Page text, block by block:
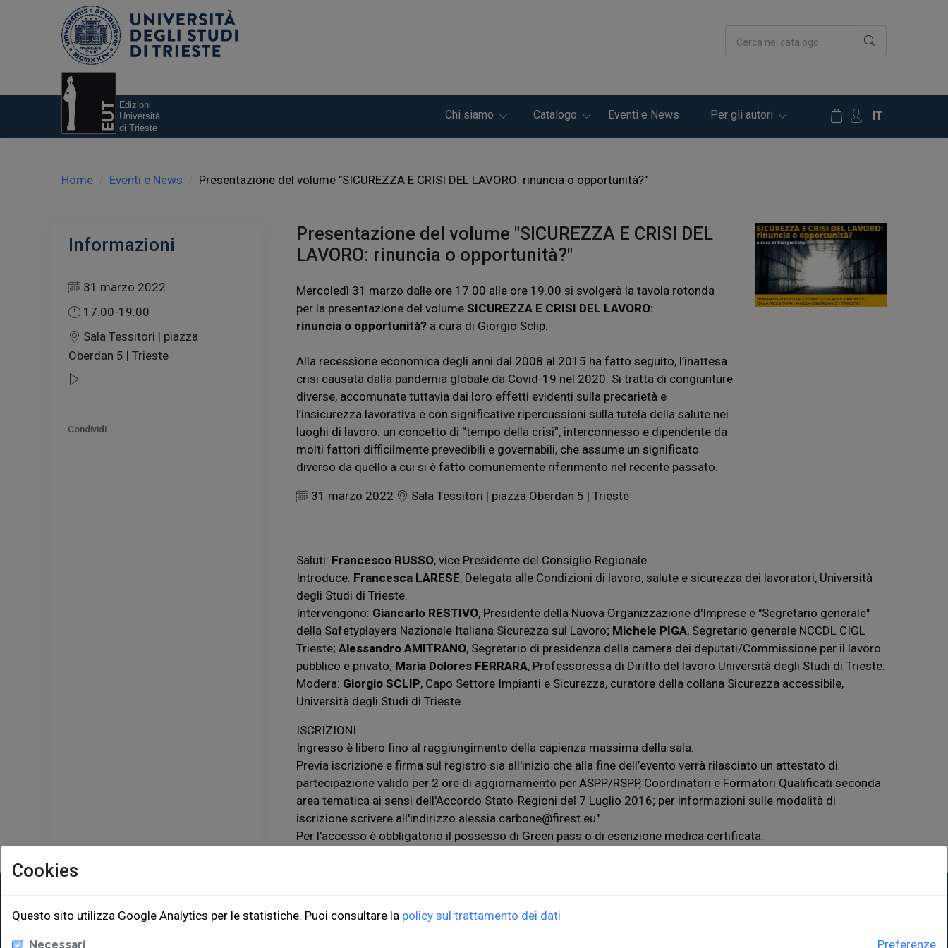
Cerca nel catalogo
Chi siamo Catalogo Eventi e News Per gli autori IT
Home Eventi e News Presentazione del volume "SICUREZZA E CRISI DEL LAVORO: rinuncia o opportunità?"
Informazioni
31 marzo 2022
17.00-19:00
Sala Tessitori | piazza
Oberdan 5 | Trieste
Condividi
Presentazione del volume "SICUREZZA E CRISI DEL
LAVORO: rinuncia o opportunità?"
Mercoledì 31 marzo dalle ore 17.00 alle ore 19.00 si svolgerà la tavola rotonda
per la presentazione del volume SICUREZZA E CRISI DEL LAVORO:
rinuncia o opportunità? a cura di Giorgio Sclip.
Alla recessione economica degli anni dal 2008 al 2015 ha fatto seguito, l’inattesa
crisi causata dalla pandemia globale da Covid-19 nel 2020. Si tratta di congiunture
diverse, accomunate tuttavia dai loro effetti evidenti sulla precarietà e
l’insicurezza lavorativa e con significative ripercussioni sulla tutela della salute nei
luoghi di lavoro: un concetto di “tempo della crisi”, interconnesso e dipendente da
molti fattori difficilmente prevedibili e governabili, che assume un significato
diverso da quello a cui si è fatto comunemente riferimento nel recente passato.
31 marzo 2022 Sala Tessitori | piazza Oberdan 5 | Trieste
Saluti: Francesco RUSSO, vice Presidente del Consiglio Regionale.
Introduce: Francesca LARESE, Delegata alle Condizioni di lavoro, salute e sicurezza dei lavoratori, Università
degli Studi di Trieste.
Intervengono: Giancarlo RESTIVO, Presidente della Nuova Organizzazione d'Imprese e "Segretario generale"
della Safetyplayers Nazionale Italiana Sicurezza sul Lavoro; Michele PIGA, Segretario generale NCCDL CIGL
Trieste; Alessandro AMITRANO, Segretario di presidenza della camera dei deputati/Commissione per il lavoro
pubblico e privato; Maria Dolores FERRARA, Professoressa di Diritto del lavoro Università degli Studi di Trieste.
Modera: Giorgio SCLIP, Capo Settore Impianti e Sicurezza, curatore della collana Sicurezza accessibile,
Università degli Studi di Trieste.
ISCRIZIONI
Ingresso è libero fino al raggiungimento della capienza massima della sala.
Previa iscrizione e firma sul registro sia all'inizio che alla fine dell’evento verrà rilasciato un attestato di
partecipazione valido per 2 ore di aggiornamento per ASPP/RSPP, Coordinatori e Formatori Qualificati seconda
area tematica ai sensi dell'Accordo Stato-Regioni del 7 Luglio 2016; per informazioni sulle modalità di
iscrizione scrivere all'indirizzo alessia.carbone@firest.eu"
Per l'accesso è obbligatorio il possesso di Green pass o di esenzione medica certificata.
EUT Edizioni Università di Trieste ORDINI
Cookies
Questo sito utilizza Google Analytics per le statistiche. Puoi consultare la policy sul trattamento dei dati
Preferenze
Necessari